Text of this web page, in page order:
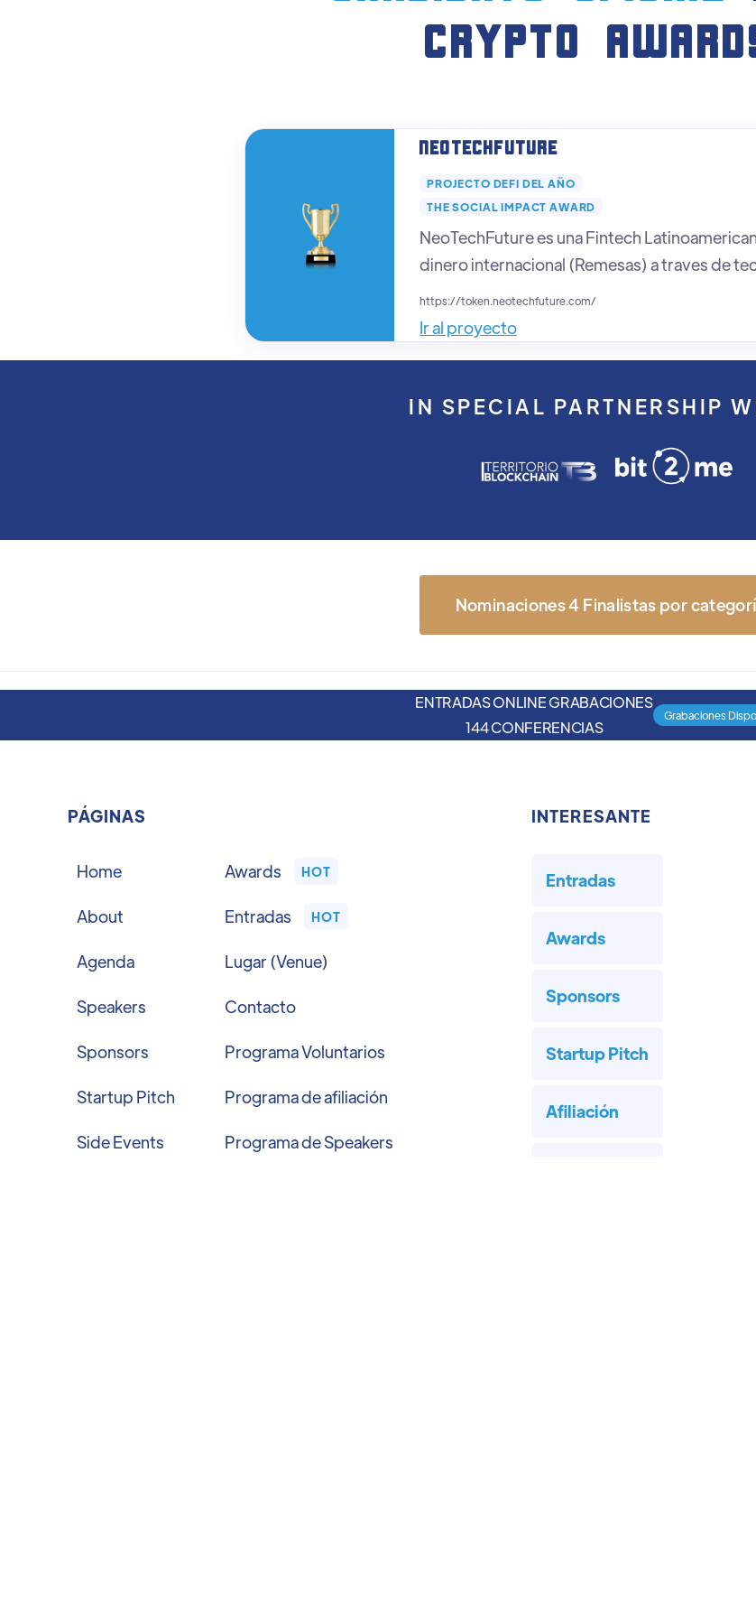
crypto
NeoTechFuture
PROJECTO DEFI DEL AÑO
THE SOCIAL IMPACT AWARD
NeoTechFuture es una Fintech
dinero internacional (Remesas) a traves de
https://token.neotechfuture.com/
Ir al proyecto
IN SPECIAL PARTNERSHIP
Nominaciones 4 Finalistas por
ENTRADAS ONLINE GRABACIONES
144 CONFERENCIAS
Grabaciones
PÁGINAS
Home
About
Agenda
Speakers
Sponsors
Startup Pitch
Side Events
Awards HOT
Entradas HOT
Lugar (Venue)
Contacto
Programa Voluntarios
Programa de afiliación
Programa de Speakers
INTERESANTE
Entradas
Awards
Sponsors
Startup Pitch
Afiliación